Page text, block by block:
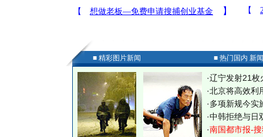
■ 精彩图片新闻 ■ 热门国内 新
·辽宁发射21枚
·北京将高效利
·多项新规今实
·中韩拒绝与日
·南国都市报-